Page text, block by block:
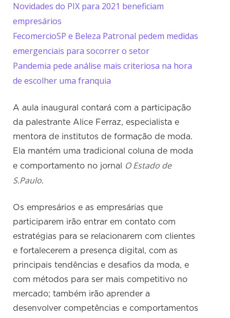
Novidades do PIX para 2021 beneficiam
empresários
FecomercioSP e Beleza Patronal pedem medidas
emergenciais para socorrer o setor
Pandemia pede análise mais criteriosa na hora
de escolher uma franquia
A aula inaugural contará com a participação
da palestrante Alice Ferraz, especialista e
mentora de institutos de formação de moda.
Ela mantém uma tradicional coluna de moda
e comportamento no jornal
O Estado de
S.Paulo.
Os empresários e as empresárias que
participarem irão entrar em contato com
estratégias para se relacionarem com clientes
e fortalecerem a presença digital, com as
principais tendências e desafios da moda, e
com métodos para ser mais competitivo no
mercado; também irão aprender a
desenvolver competências e comportamentos